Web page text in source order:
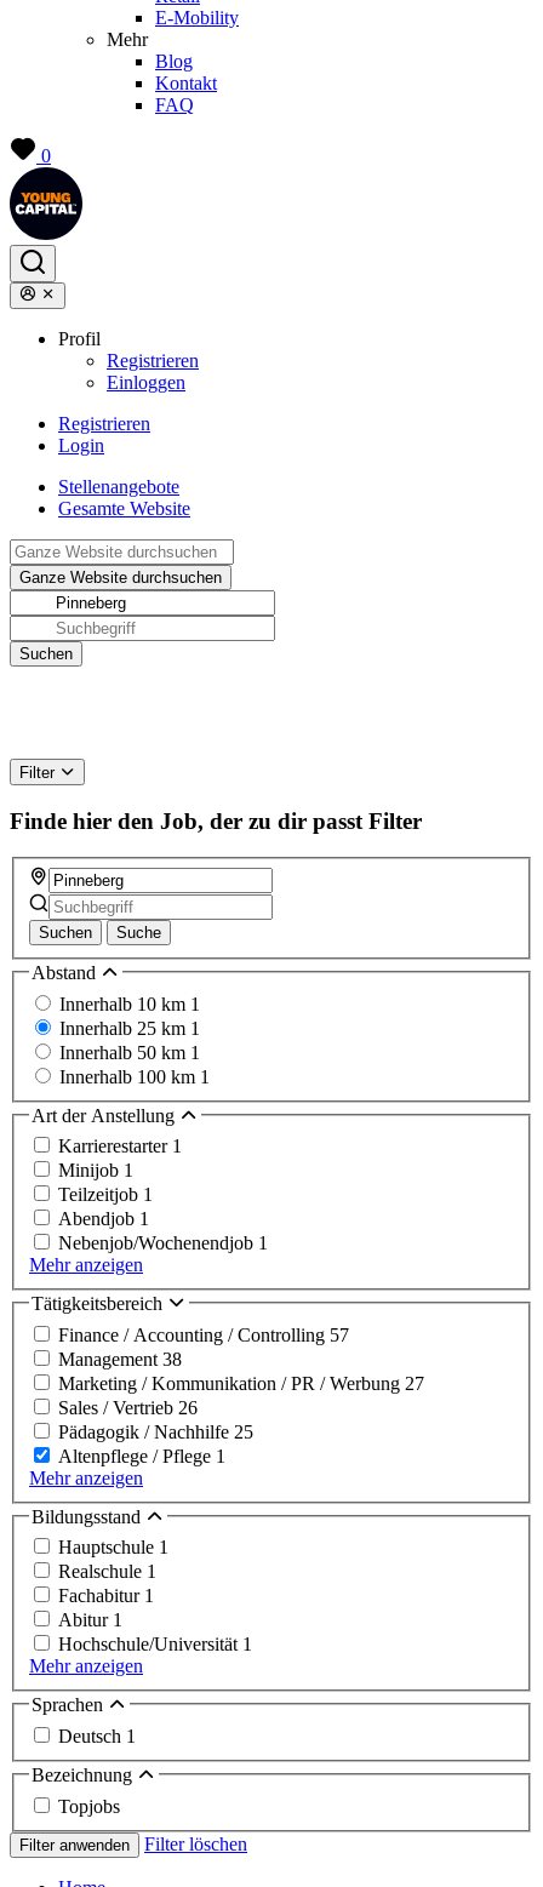
E-Mobility
Mehr
Blog
Kontakt
FAQ
0
Profil
Registrieren
Einloggen
Registrieren
Login
Stellenangebote
Gesamte Website
Filter
Finde hier den Job, der zu dir passt Filter
Suchen Suche
Abstand
Innerhalb 10 km 1
Innerhalb 25 km 1
Innerhalb 50 km 1
Innerhalb 100 km 1
Art der Anstellung
Karrierestarter 1
Minijob 1
Teilzeitjob 1
Abendjob 1
Nebenjob/Wochenendjob 1
Mehr anzeigen
Tätigkeitsbereich
Finance / Accounting / Controlling 57
Management 38
Marketing / Kommunikation / PR / Werbung 27
Sales / Vertrieb 26
Pädagogik / Nachhilfe 25
Altenpflege / Pflege 1
Mehr anzeigen
Bildungsstand
Hauptschule 1
Realschule 1
Fachabitur 1
Abitur 1
Hochschule/Universität 1
Mehr anzeigen
Sprachen
Deutsch 1
Bezeichnung
Topjobs
Filter anwenden Filter löschen